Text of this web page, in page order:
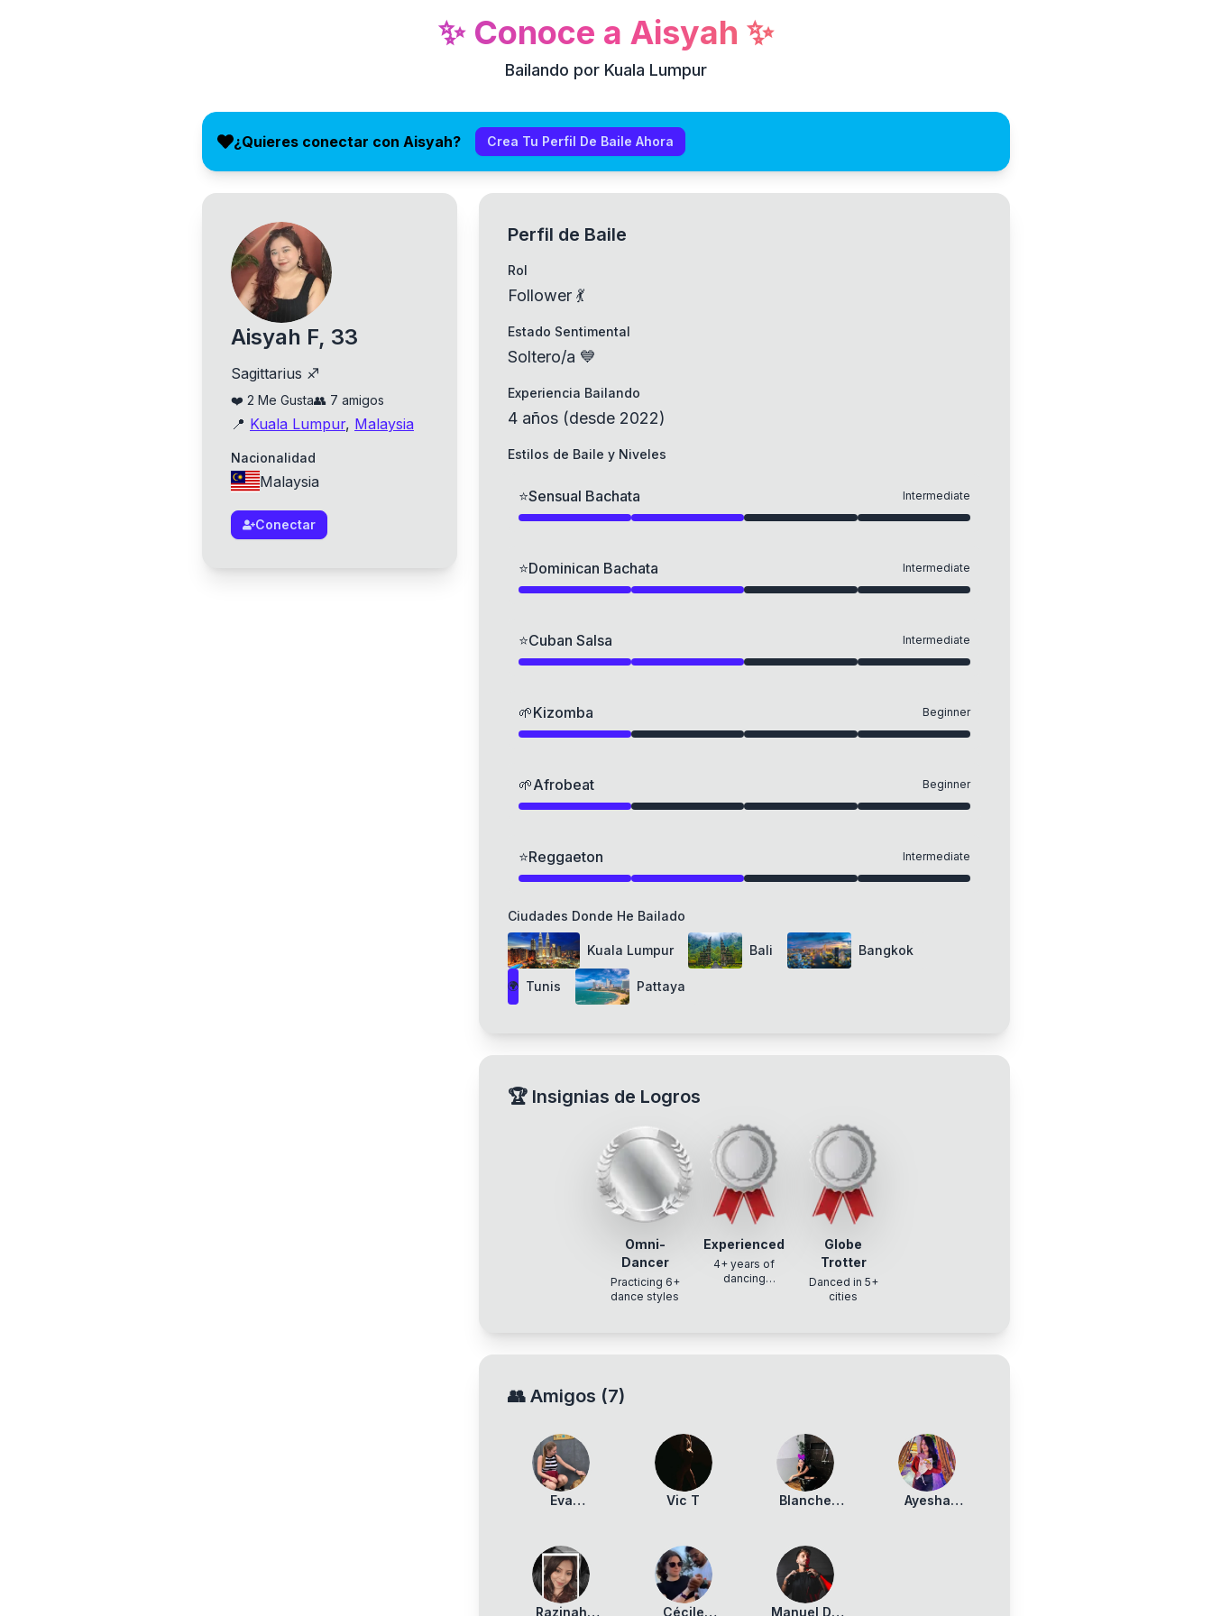
✨ Conoce a Aisyah ✨
Bailando por Kuala Lumpur
¿Quieres conectar con Aisyah? Crea Tu Perfil De Baile Ahora
Aisyah F, 33
Sagittarius ♐
❤️ 2 Me Gusta👥 7 amigos
📍 Kuala Lumpur, Malaysia
Nacionalidad
Malaysia
Conectar
Perfil de Baile
Rol
Follower 💃
Estado Sentimental
Soltero/a 💙
Experiencia Bailando
4 años(desde 2022)
Estilos de Baile y Niveles
⭐Sensual Bachata Intermediate
⭐Dominican Bachata Intermediate
⭐Cuban Salsa Intermediate
🌱Kizomba Beginner
🌱Afrobeat Beginner
⭐Reggaeton Intermediate
Ciudades Donde He Bailado
Kuala Lumpur Bali Bangkok
🌍 Tunis Pattaya
🏆 Insignias de Logros
Omni-
Dancer
Practicing 6+
dance styles
Experienced
4+ years of
dancing
Globe
Trotter
Danced in 5+
cities
👥 Amigos (7)
Eva
Vic T
Blanche
Ayesha
Razinah Cécile Manuel DJ